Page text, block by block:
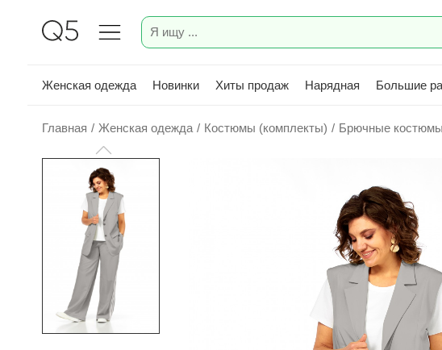
Женская одежда Новинки Хиты продаж Нарядная Большие
Главная / Женская одежда / Костюмы (комплекты) / Брючные костюмы